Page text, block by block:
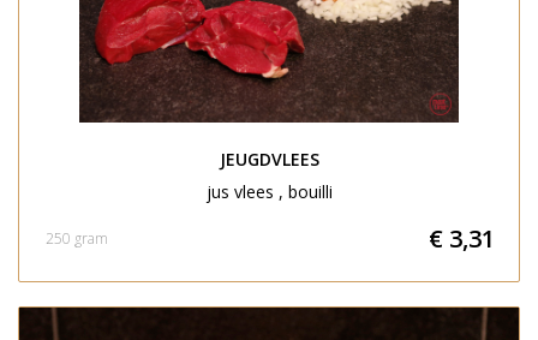
JEUGDVLEES
jus vlees , bouilli
€ 3,31
250 gram